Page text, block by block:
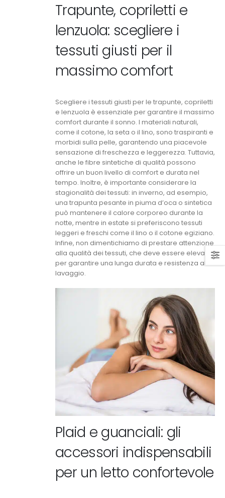
Trapunte, copriletti e
lenzuola: scegliere i
tessuti giusti per il
massimo comfort
Scegliere i tessuti giusti per le trapunte, copriletti
e lenzuola è essenziale per garantire il massimo
comfort durante il sonno. I materiali naturali,
come il cotone, la seta o il lino, sono traspiranti e
morbidi sulla pelle, garantendo una piacevole
sensazione di freschezza e leggerezza. Tuttavia,
anche le fibre sintetiche di qualità possono
offrire un buon livello di comfort e durata nel
tempo. Inoltre, è importante considerare la
stagionalità dei tessuti: in inverno, ad esempio,
una trapunta pesante in piuma d’oca o sintetica
può mantenere il calore corporeo durante la
notte, mentre in estate si preferiscono tessuti
leggeri e freschi come il lino o il cotone egiziano.
Infine, non dimentichiamo di prestare attenzione
alla qualità dei tessuti, che deve essere elevata
per garantire una lunga durata e resistenza al
lavaggio.
Plaid e guanciali: gli
accessori indispensabili
per un letto confortevole